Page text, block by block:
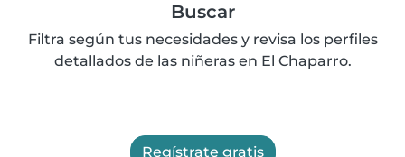
Buscar
Filtra según tus necesidades y revisa los perfiles
detallados de las niñeras en El Chaparro.
Regístrate gratis